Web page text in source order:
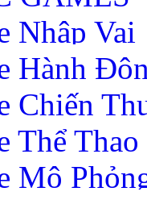
Nhập Vai
Hành
Chiến
Thể Thao
Mô